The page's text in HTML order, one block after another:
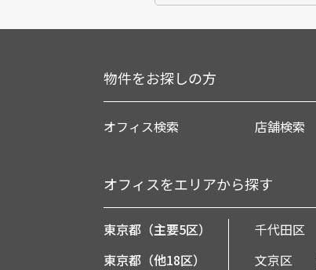
物件をお探しの方
オフィス検索 店舗検索
オフィスをエリアから探す
東京都（主要5区） 千代田区
東京都（他18区）
文京区